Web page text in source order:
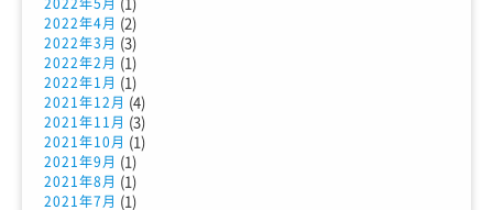
2022年4月 (2)
2022年3月 (3)
2022年2月 (1)
2022年1月 (1)
2021年12月 (4)
2021年11月 (3)
2021年10月 (1)
2021年9月 (1)
2021年8月 (1)
2021年7月 (1)